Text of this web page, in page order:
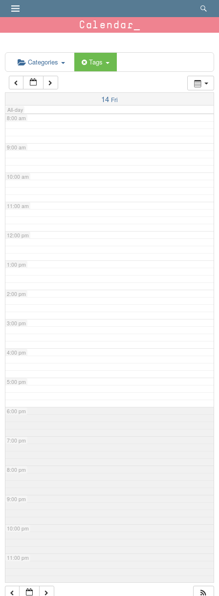
Calendar
Categories Tags
14 Fri
All-day
6:00 am
7:00 am
8:00 am
9:00 am
10:00 am
11:00 am
12:00 pm
1:00 pm
2:00 pm
3:00 pm
4:00 pm
5:00 pm
6:00 pm
7:00 pm
8:00 pm
9:00 pm
10:00 pm
11:00 pm